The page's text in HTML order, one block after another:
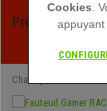
Profitez des
Chaisepro
Cookies .